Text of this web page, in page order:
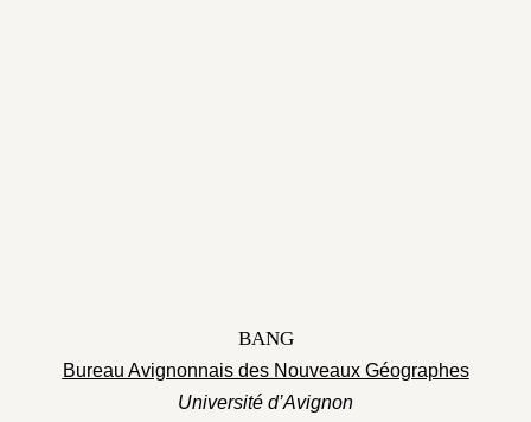
BANG
Bureau Avignonnais des Nouveaux Géographes
Université d’Avignon